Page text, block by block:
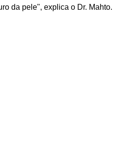
da pele", explica o Dr. Mahto.